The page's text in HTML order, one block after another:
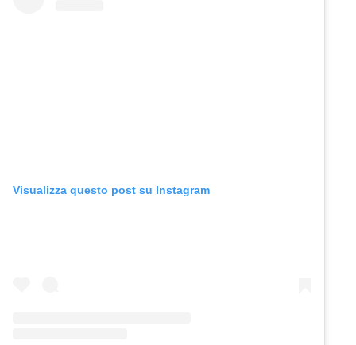
Visualizza questo post su Instagram